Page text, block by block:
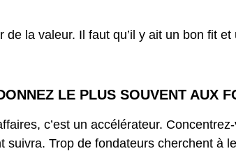
la valeur. Il faut qu’il y ait un bon fit
LE PLUS SOUVENT AUX
c’est un accélérateur.
suivra. Trop de fondateurs cherchent à